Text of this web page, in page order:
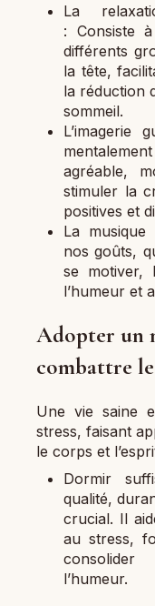
La
: Consiste
différents
la tête,
la réduction
sommeil.
L’imagerie
agréable,
stimuler la
positives et
La
nos goûts,
se motiver,
l’humeur et
Adopter un
combattre
Une vie saine
stress, faisant
le corps et
Dormir
qualité,
crucial. Il
au stress,
l’humeur.